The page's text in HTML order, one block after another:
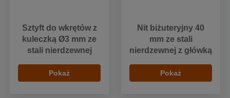
Sztyft do wkrętów z
kuleczką Ø3 mm ze
stali nierdzewnej
Pokaż
Nit biżuteryjny 40
mm ze stali
nierdzewnej z główką
Pokaż